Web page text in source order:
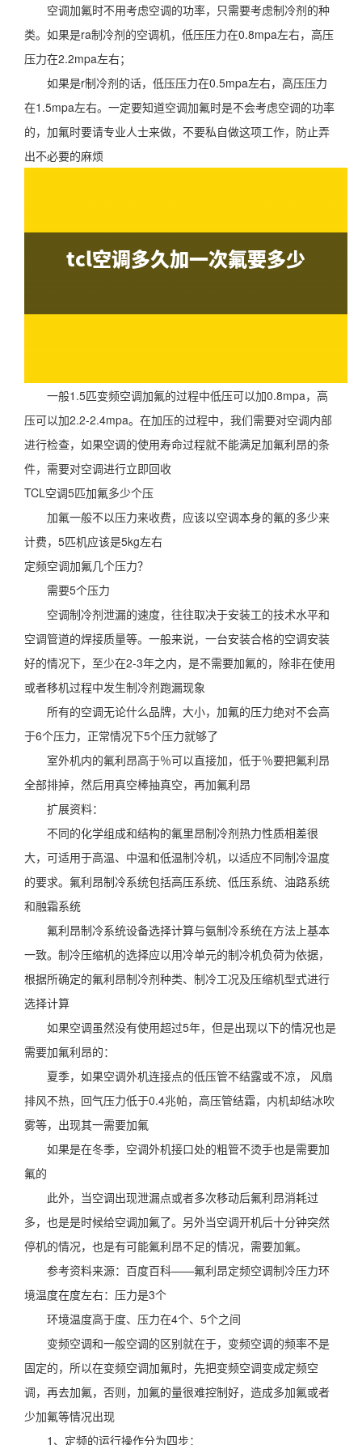
空调加氟时不用考虑空调的功率，只需要考虑制冷剂的种
类。如果是ra制冷剂的空调机，低压压力在0.8mpa左右，高压
压力在2.2mpa左右；
如果是r制冷剂的话，低压压力在0.5mpa左右，高压压力
在1.5mpa左右。一定要知道空调加氟时是不会考虑空调的功率
的，加氟时要请专业人士来做，不要私自做这项工作，防止弄
出不必要的麻烦
一般1.5匹变频空调加氟的过程中低压可以加0.8mpa，高
压可以加2.2-2.4mpa。在加压的过程中，我们需要对空调内部
进行检查，如果空调的使用寿命过程就不能满足加氟利昂的条
件，需要对空调进行立即回收
TCL空调5匹加氟多少个压
加氟一般不以压力来收费，应该以空调本身的氟的多少来
计费，5匹机应该是5kg左右
定频空调加氟几个压力？
需要5个压力
空调制冷剂泄漏的速度，往往取决于安装工的技术水平和
空调管道的焊接质量等。一般来说，一台安装合格的空调安装
好的情况下，至少在2-3年之内，是不需要加氟的，除非在使用
或者移机过程中发生制冷剂跑漏现象
所有的空调无论什么品牌，大小，加氟的压力绝对不会高
于6个压力，正常情况下5个压力就够了
室外机内的氟利昂高于％可以直接加，低于％要把氟利昂
全部排掉，然后用真空棒抽真空，再加氟利昂
扩展资料：
不同的化学组成和结构的氟里昂制冷剂热力性质相差很
大，可适用于高温、中温和低温制冷机，以适应不同制冷温度
的要求。氟利昂制冷系统包括高压系统、低压系统、油路系统
和融霜系统
氟利昂制冷系统设备选择计算与氨制冷系统在方法上基本
一致。制冷压缩机的选择应以用冷单元的制冷机负荷为依据，
根据所确定的氟利昂制冷剂种类、制冷工况及压缩机型式进行
选择计算
如果空调虽然没有使用超过5年，但是出现以下的情况也是
需要加氟利昂的：
夏季，如果空调外机连接点的低压管不结露或不凉， 风扇
排风不热，回气压力低于0.4兆帕，高压管结霜，内机却结冰吹
雾等，出现其一需要加氟
如果是在冬季，空调外机接口处的粗管不烫手也是需要加
氟的
此外，当空调出现泄漏点或者多次移动后氟利昂消耗过
多，也是是时候给空调加氟了。另外当空调开机后十分钟突然
停机的情况，也是有可能氟利昂不足的情况，需要加氟。
参考资料来源：百度百科——氟利昂定频空调制冷压力环
境温度在度左右：压力是3个
环境温度高于度、压力在4个、5个之间
变频空调和一般空调的区别就在于，变频空调的频率不是
固定的，所以在变频空调加氟时，先把变频空调变成定频空
调，再去加氟，否则，加氟的量很难控制好，造成多加氟或者
少加氟等情况出现
1、定频的运行操作分为四步：